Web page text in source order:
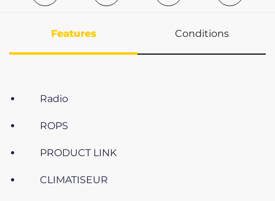
Features Conditions
Radio
ROPS
PRODUCT LINK
CLIMATISEUR